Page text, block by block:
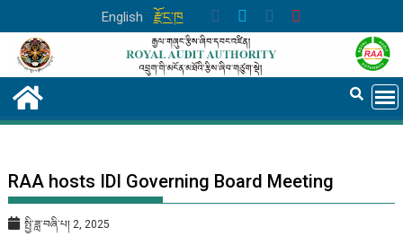
to
content
English རྫོང་ཁ
RAA hosts IDI Governing Board Meeting
སྤྱི་ཟླ་བཞི་པ། 2, 2025